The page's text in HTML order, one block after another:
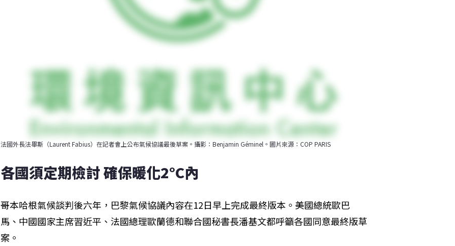
法國外長法畢斯（Laurent Fabius）在記者會上公布氣候協議最後草案。攝影：Benjamin Géminel。圖片來源：COP PARIS
各國須定期檢討 確保暖化2°C內
哥本哈根氣候談判後六年，巴黎氣候協議內容在12日早上完成最終版本。美國總統歐巴
馬、中國國家主席習近平、法國總理歐蘭德和聯合國秘書長潘基文都呼籲各國同意最終版草
案。